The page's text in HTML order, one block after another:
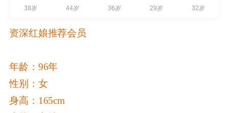
38岁 44岁 36岁 29岁 32岁
资深红娘推荐会员
年龄：96年
性别：女
身高：165cm